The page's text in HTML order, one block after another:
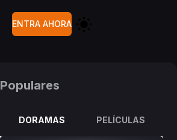
ENTRA AHORA
Populares
DORAMAS PELÍCULAS